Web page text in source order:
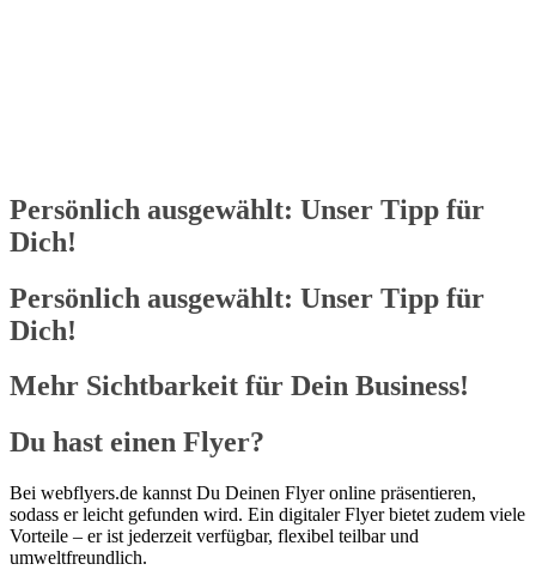
Persönlich ausgewählt: Unser Tipp für
Dich!
Persönlich ausgewählt: Unser Tipp für
Dich!
Mehr Sichtbarkeit für Dein Business!​
Du hast einen Flyer?
Bei webflyers.de kannst Du Deinen Flyer online präsentieren,
sodass er leicht gefunden wird. Ein digitaler Flyer bietet zudem viele
Vorteile – er ist jederzeit verfügbar, flexibel teilbar und
umweltfreundlich.